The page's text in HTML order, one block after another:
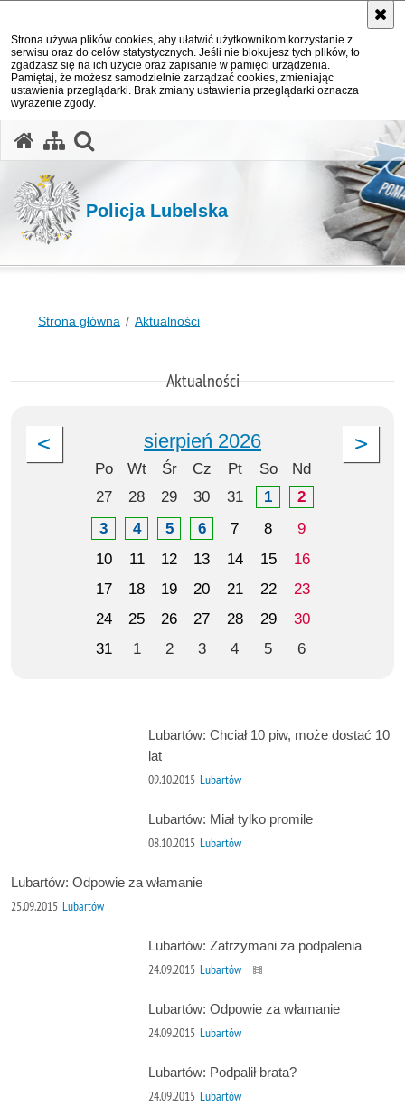
Strona używa plików cookies, aby ułatwić użytkownikom korzystanie z
serwisu oraz do celów statystycznych. Jeśli nie blokujesz tych plików, to
zgadzasz się na ich użycie oraz zapisanie w pamięci urządzenia.
Pamiętaj, że możesz samodzielnie zarządzać cookies, zmieniając
ustawienia przeglądarki. Brak zmiany ustawienia przeglądarki oznacza
wyrażenie zgody.
Policja Lubelska
Strona główna Aktualności
Aktualności
sierpień 2026
Po Wt Śr Cz Pt So
Nd
27
28 29 30 31 1
2
3
4 5 6 7 8
9
10
11 12 13 14 15
16
17
18 19 20 21 22
23
24
25 26 27 28 29
30
31
1 2 3 4 5 6
Lubartów: Chciał 10 piw, może dostać 10
lat
09.10.2015 Lubartów
Lubartów: Miał tylko promile
08.10.2015 Lubartów
Lubartów: Odpowie za włamanie
25.09.2015 Lubartów
Lubartów: Zatrzymani za podpalenia
24.09.2015 Lubartów
Lubartów: Odpowie za włamanie
24.09.2015 Lubartów
Lubartów: Podpalił brata?
24.09.2015 Lubartów